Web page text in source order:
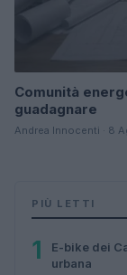
Comunità
guadagnare
Andrea Innocenti · 8
PIÙ LETTI
1
E-bike dei
urbana